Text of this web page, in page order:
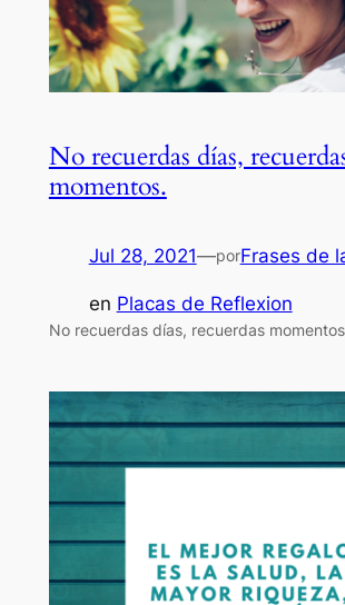
No recuerdas días,
momentos.
Jul 28, 2021—porFrases de
en Placas de Reflexion
No recuerdas días, recuerdas